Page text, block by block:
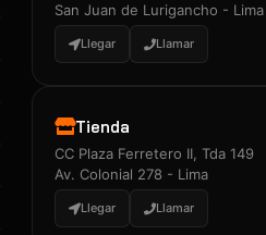
San Juan de Lurigancho - Lima
Llegar Llamar
Tienda
CC Plaza Ferretero II, Tda 149
Av. Colonial 278 - Lima
Llegar Llamar